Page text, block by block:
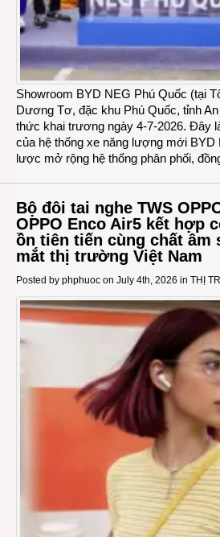
Showroom BYD NEG Phú Quốc (tại
Dương Tơ, đặc khu Phú Quốc, tỉnh
thức khai trương ngày 4-7-2026. Đây
của hệ thống xe năng lượng mới BYD
lược mở rộng hệ thống phân phối,
Bộ đôi tai nghe TWS
OPPO Enco Air5 kết hợp
ồn tiên tiến cùng chất âm
mắt thị trường Việt Nam
Posted by phphuoc on July 4th, 2026 in THỊ